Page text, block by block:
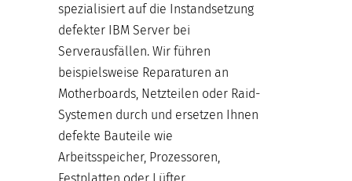
spezialisiert auf die Instandsetzung
defekter IBM Server bei
Serverausfällen. Wir führen
beispielsweise Reparaturen an
Motherboards, Netzteilen oder Raid-
Systemen durch und ersetzen Ihnen
defekte Bauteile wie
Arbeitsspeicher, Prozessoren,